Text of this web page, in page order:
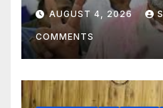
AUGUST 4, 2026
COMMENTS